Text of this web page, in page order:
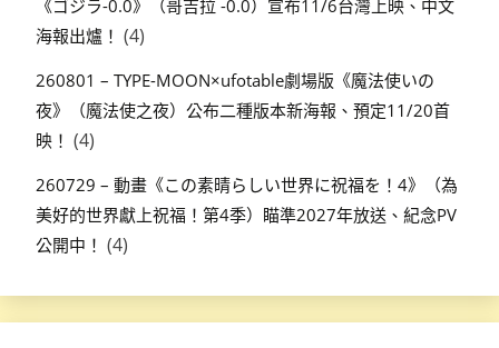
《ゴジラ-0.0》（哥吉拉 -0.0）宣布11/6台灣上映、中文
海報出爐！ (4)
260801 – TYPE-MOON×ufotable劇場版《魔法使いの
夜》（魔法使之夜）公布二種版本新海報、預定11/20首
映！ (4)
260729 – 動畫《この素晴らしい世界に祝福を！4》（為
美好的世界獻上祝福！第4季）瞄準2027年放送、紀念PV
公開中！ (4)